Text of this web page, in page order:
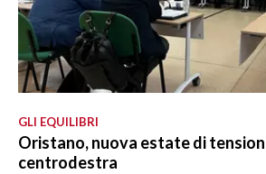
GLI EQUILIBRI
Oristano, nuova estate di
centrodestra